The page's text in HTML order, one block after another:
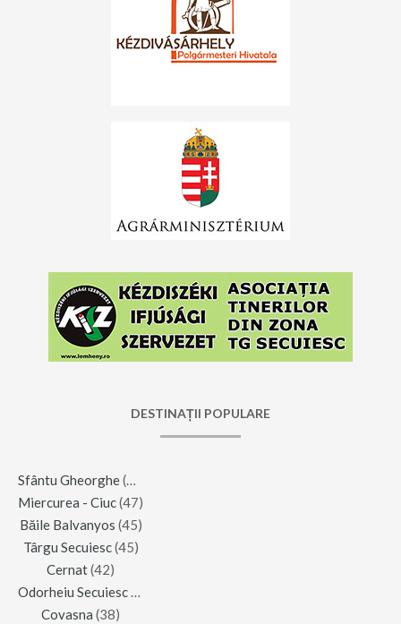
DESTINAȚII POPULARE
Sfântu Gheorghe(123)
Miercurea - Ciuc(47)
Băile Balvanyos (45)
Târgu Secuiesc(45)
Cernat(42)
Odorheiu Secuiesc
Covasna (38)